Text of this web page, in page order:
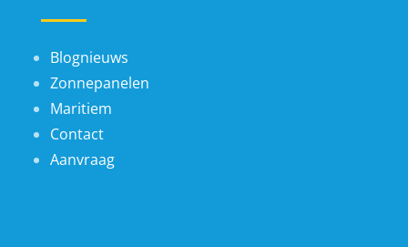
Blognieuws
Zonnepanelen
Maritiem
Contact
Aanvraag